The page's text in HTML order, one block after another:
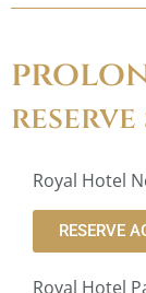
reserve
Royal Hotel
RESERVE
Royal Hotel